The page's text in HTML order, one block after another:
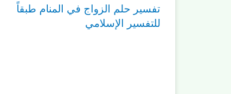
تفسير حلم الزواج في المنام طبقاً
للتفسير الإسلامي